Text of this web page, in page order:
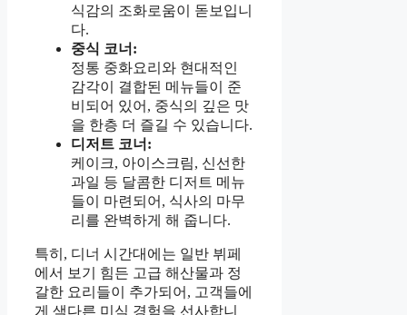
식감의 조화로움이 돋보입니
다.
중식 코너:
정통 중화요리와 현대적인
감각이 결합된 메뉴들이 준
비되어 있어, 중식의 깊은 맛
을 한층 더 즐길 수 있습니다.
디저트 코너:
케이크, 아이스크림, 신선한
과일 등 달콤한 디저트 메뉴
들이 마련되어, 식사의 마무
리를 완벽하게 해 줍니다.
특히, 디너 시간대에는 일반 뷔페
에서 보기 힘든 고급 해산물과 정
갈한 요리들이 추가되어, 고객들에
게 색다른 미식 경험을 선사합니